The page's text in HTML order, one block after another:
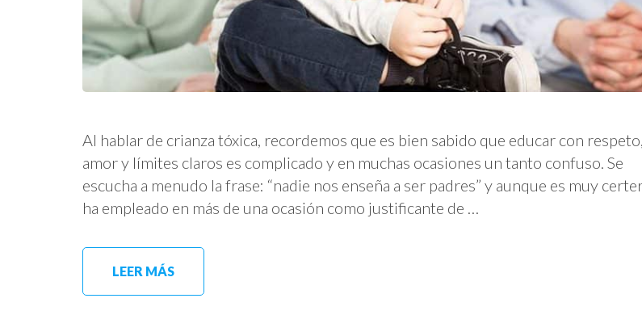
Al hablar de crianza tóxica, recordemos que es bien sabido que educar con respeto,
amor y límites claros es complicado y en muchas ocasiones un tanto confuso. Se
escucha a menudo la frase: “nadie nos enseña a ser padres” y aunque es muy
ha empleado en más de una ocasión como justificante de …
LEER MÁS